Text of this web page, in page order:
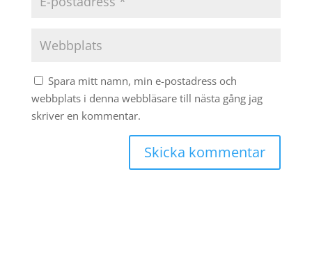
Spara mitt namn, min e-postadress och
webbplats i denna webbläsare till nästa gång jag
skriver en kommentar.